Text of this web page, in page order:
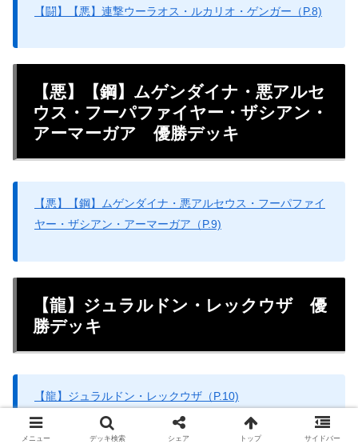
【闘】【悪】連撃ウーラオス・ルカリオ・ゲンガー（P.8)
【悪】【鋼】ムゲンダイナ・悪アルセ
ウス・フーパファイヤー・ザシアン・
アーマーガア 優勝デッキ
【悪】【鋼】ムゲンダイナ・悪アルセウス・フーパファイ
ヤー・ザシアン・アーマーガア（P.9)
【龍】ジュラルドン・レックウザ 優
勝デッキ
【龍】ジュラルドン・レックウザ（P.10)
メニュー デッキ検索 シェア トップ サイドバー